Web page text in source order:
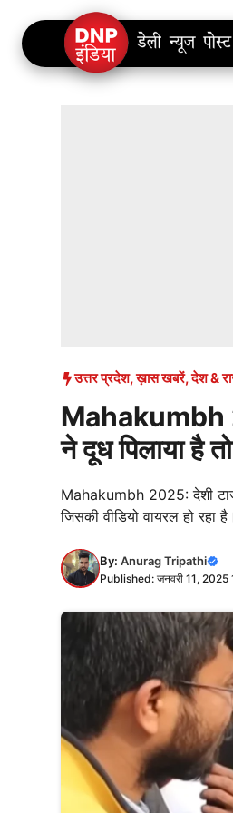
Skip
content
उत्तर प्रदेश,ख़ास खबरें,देश &
Mahakumbh
ने दूध पिलाया है
Mahakumbh 2025: देशी
जिसकी वीडियो वायरल हो रहा है।
By: Anurag Tripathi
Published: जनवरी 11, 2025